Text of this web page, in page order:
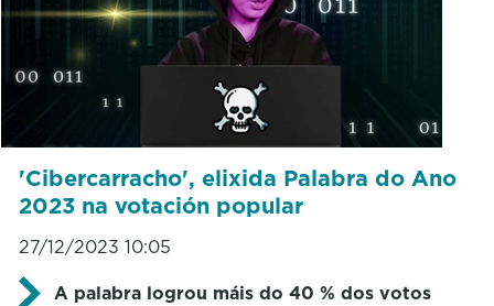
'Cibercarracho', elixida Palabra do Ano
2023 na votación popular
27/12/2023 10:05
A palabra logrou máis do 40 % dos votos